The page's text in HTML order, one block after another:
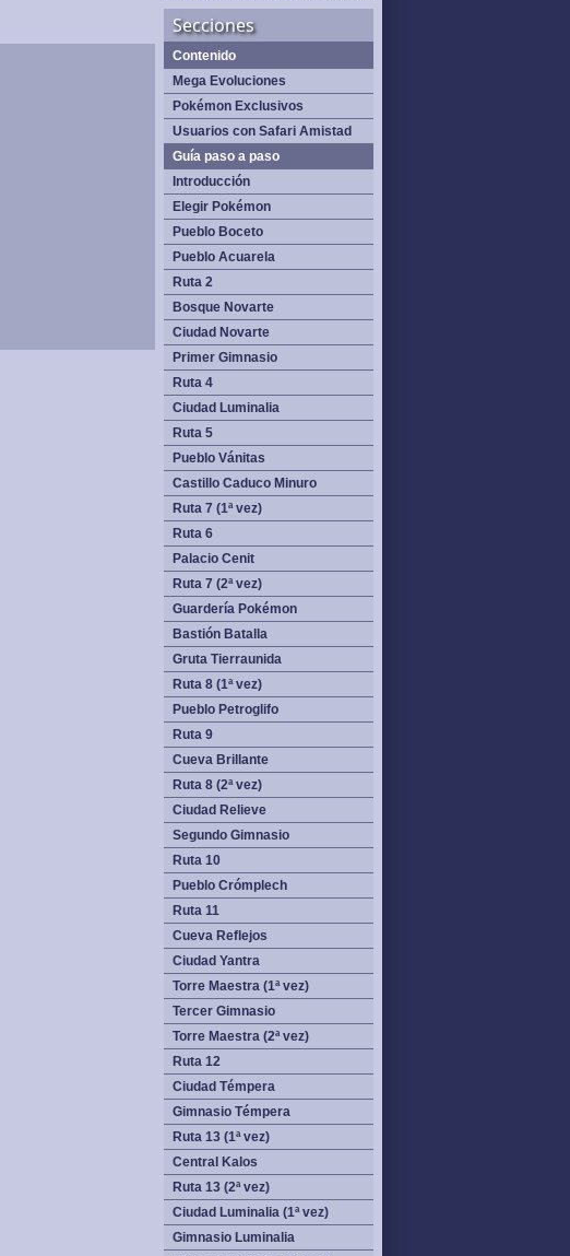
Secciones
Contenido
Mega Evoluciones
Pokémon Exclusivos
Usuarios con Safari Amistad
Guía paso a paso
Introducción
Elegir Pokémon
Pueblo Boceto
Pueblo Acuarela
Ruta 2
Bosque Novarte
Ciudad Novarte
Primer Gimnasio
Ruta 4
Ciudad Luminalia
Ruta 5
Pueblo Vánitas
Castillo Caduco Minuro
Ruta 7 (1ª vez)
Ruta 6
Palacio Cenit
Ruta 7 (2ª vez)
Guardería Pokémon
Bastión Batalla
Gruta Tierraunida
Ruta 8 (1ª vez)
Pueblo Petroglifo
Ruta 9
Cueva Brillante
Ruta 8 (2ª vez)
Ciudad Relieve
Segundo Gimnasio
Ruta 10
Pueblo Crómplech
Ruta 11
Cueva Reflejos
Ciudad Yantra
Torre Maestra (1ª vez)
Tercer Gimnasio
Torre Maestra (2ª vez)
Ruta 12
Ciudad Témpera
Gimnasio Témpera
Ruta 13 (1ª vez)
Central Kalos
Ruta 13 (2ª vez)
Ciudad Luminalia (1ª vez)
Gimnasio Luminalia